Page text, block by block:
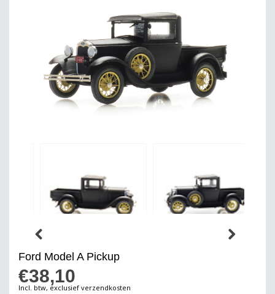
Ford Model A Pickup
€38,10
Incl. btw, exclusief verzendkosten